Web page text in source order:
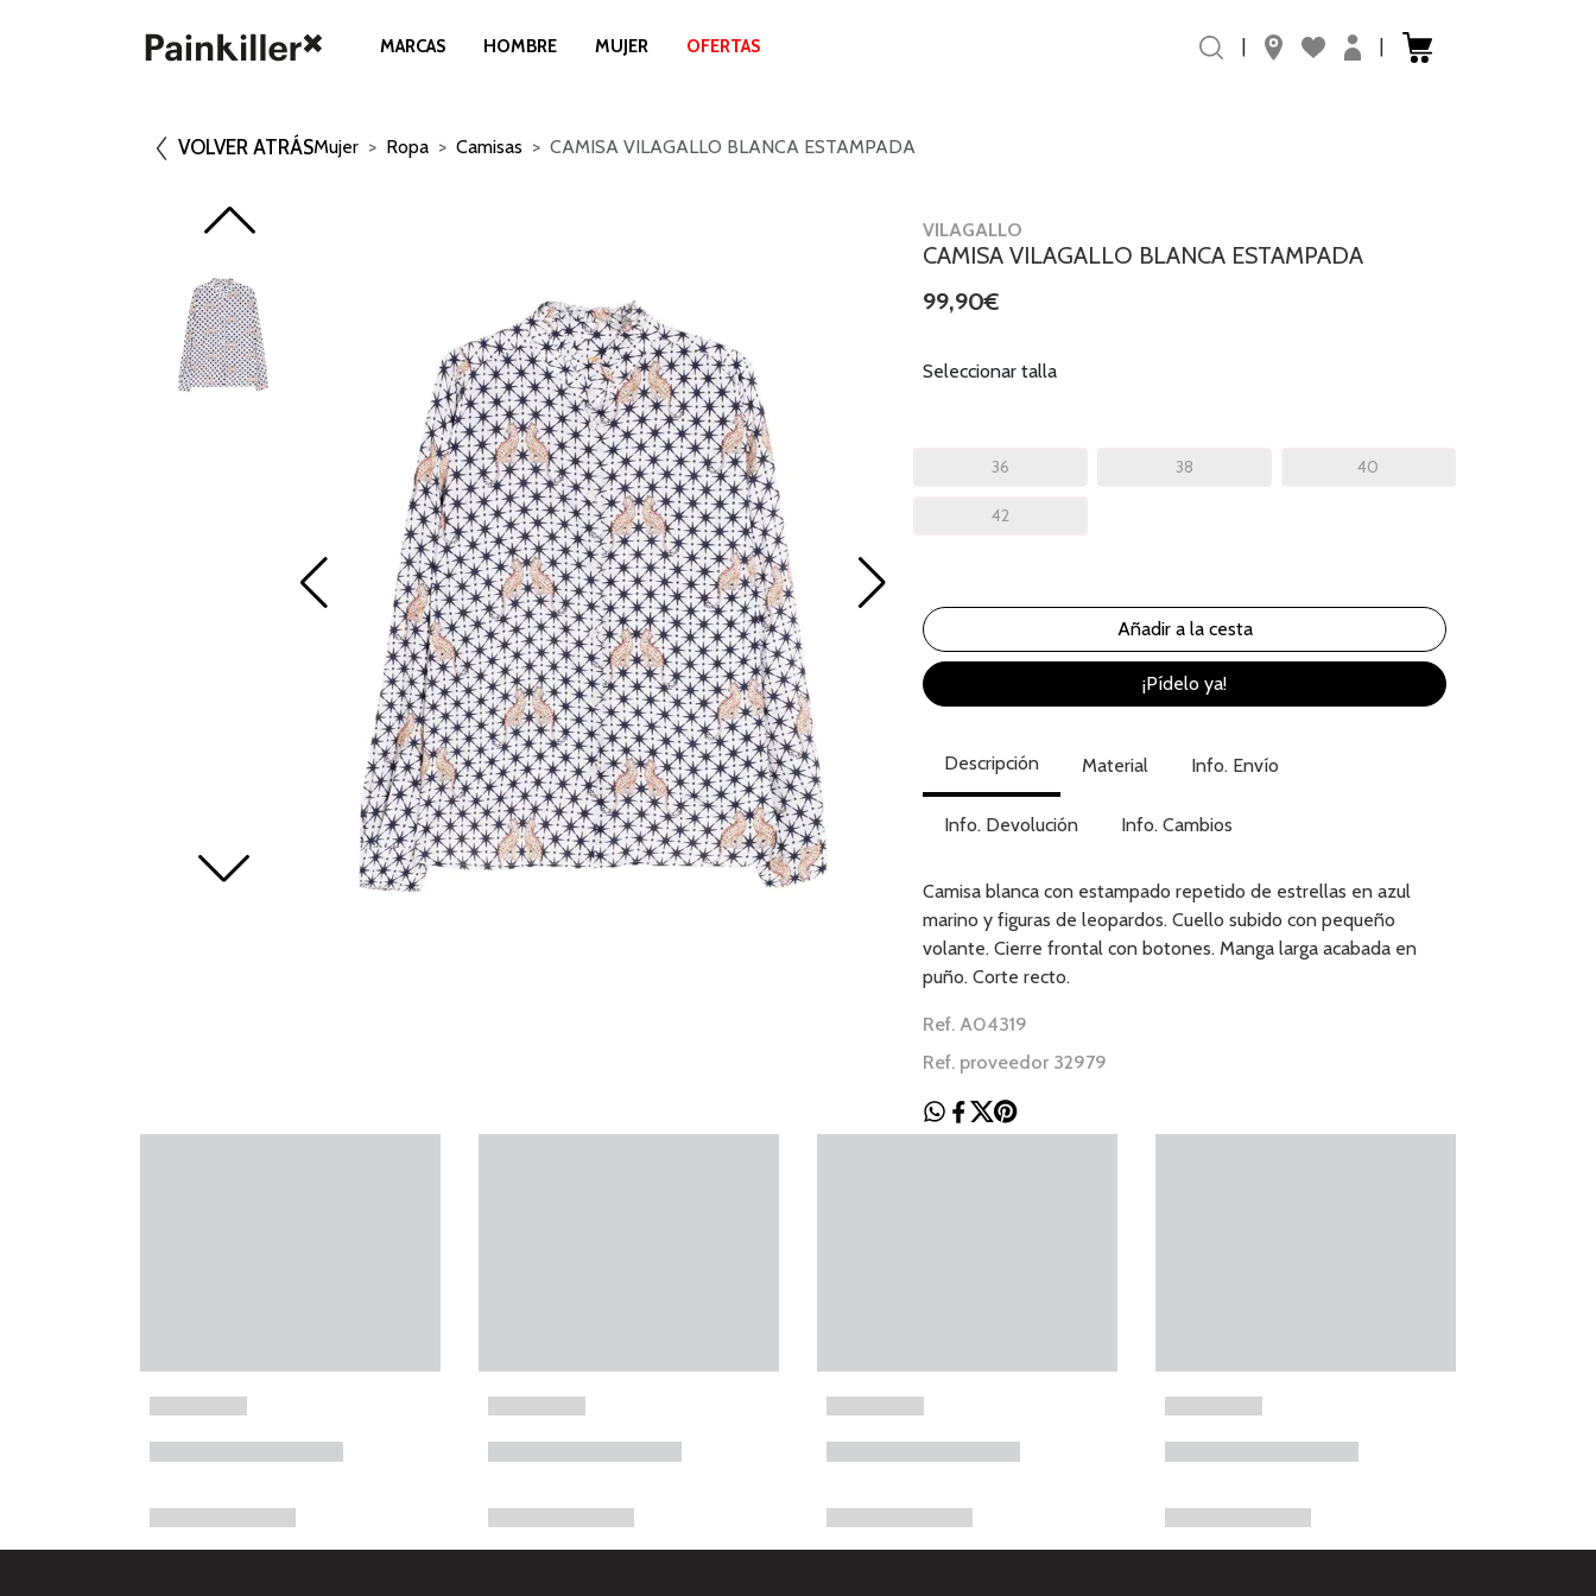
MARCAS HOMBRE MUJER OFERTAS | |
VOLVER ATRÁSMujer Ropa Camisas CAMISA VILAGALLO BLANCA ESTAMPADA
VILAGALLO
CAMISA VILAGALLO BLANCA ESTAMPADA
99,90€
Seleccionar talla
36 38 40
42
¡Pídelo ya!
Descripción Material Info. Envío
Info. Devolución Info. Cambios
Camisa blanca con estampado repetido de estrellas en azul
marino y figuras de leopardos. Cuello subido con pequeño
volante. Cierre frontal con botones. Manga larga acabada en
puño. Corte recto.
Ref. A04319
Ref. proveedor 32979